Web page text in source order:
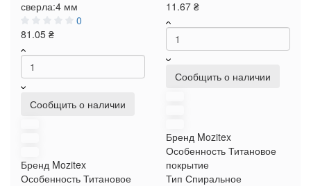
сверла:4 мм
0
81.05 ₴
Сообщить о наличии
Бренд Mozitex
Особенность Титановое
11.67 ₴
Сообщить о наличии
Бренд Mozitex
Особенность Титановое
покрытие
Тип Спиральное